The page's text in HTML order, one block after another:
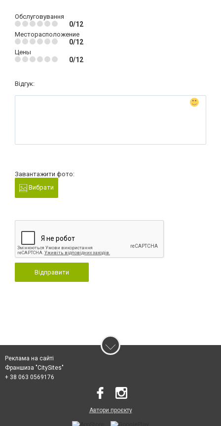
Обслуговування
0/12
Месторасположение
0/12
Цены
0/12
Відгук:
Завантажити фото:
Вибрати
Відправити
Реклама на сайті
Франшиза "CitySites"
+ 38 063 0569176
Автори проєкту